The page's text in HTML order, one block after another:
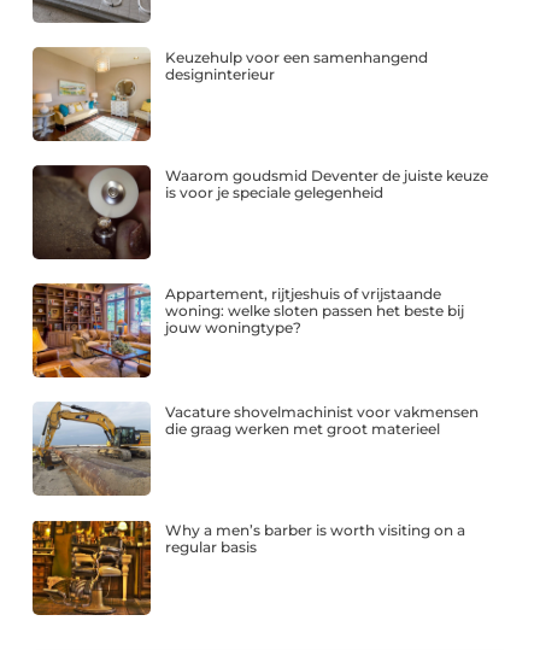
Keuzehulp voor een samenhangend
designinterieur
Waarom goudsmid Deventer de juiste keuze
is voor je speciale gelegenheid
Appartement, rijtjeshuis of vrijstaande
woning: welke sloten passen het beste bij
jouw woningtype?
Vacature shovelmachinist voor vakmensen
die graag werken met groot materieel
Why a men’s barber is worth visiting on a
regular basis